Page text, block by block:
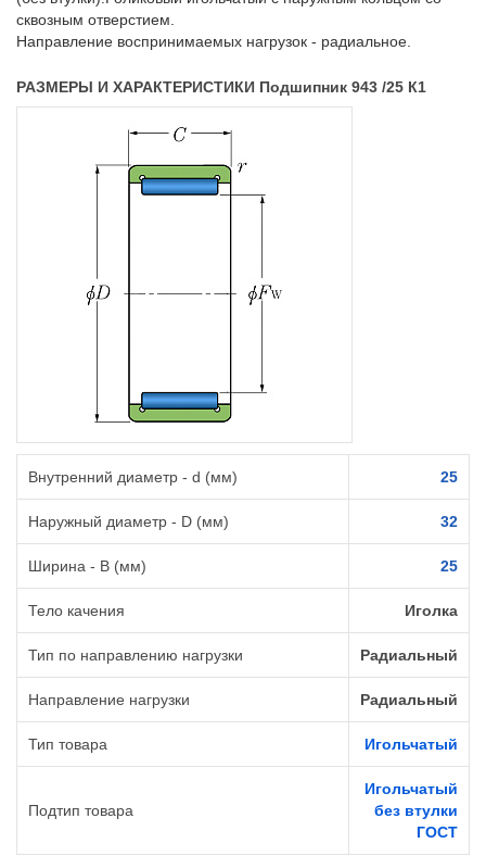
сквозным отверстием.
Направление воспринимаемых нагрузок - радиальное.
РАЗМЕРЫ И ХАРАКТЕРИСТИКИ Подшипник 943 /25 К1
Внутренний диаметр - d (мм) 25
Наружный диаметр - D (мм) 32
Ширина - B (мм) 25
Тело качения Иголка
Тип по направлению нагрузки Радиальный
Направление нагрузки Радиальный
Тип товара Игольчатый
Подтип товара
Игольчатый
без втулки
ГОСТ